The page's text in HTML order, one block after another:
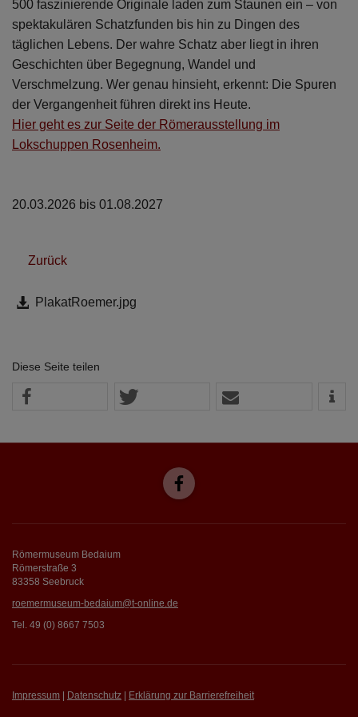
Diese Website nutzt Matomo Analytics für die Auswertung der
Seitenaufrufe als Statistik. Die hierdurch gespeicherten Daten werden
ausschließlich auf unseren eigenen Servern gespeichert. Eine
Übertragung an Dritte erfolgt nicht. Wir verwenden die Funktion
AnonymizeIP zur Anonymisierung Ihrer IP-Adresse, so dass diese gekürzt
wird und nicht mehr Ihrem Besuch auf unserer Internetseite zugeordnet
werden kann.
YouTube / Vimeo
Videos werden über die Plattformen YouTube oder Vimeo eingebunden.
ansehen.
Optional sind externe Inhalte auf den Seiten dieser Website
500 faszinierende Originale laden zum Staunen ein – von
spektakulären Schatzfunden bis hin zu Dingen des
täglichen Lebens. Der wahre Schatz aber liegt in ihren
Geschichten über Begegnung, Wandel und
Verschmelzung. Wer genau hinsieht, erkennt: Die Spuren
der Vergangenheit führen direkt ins Heute.
Hier geht es zur Seite der Römerausstellung im
Lokschuppen Rosenheim.
20.03.2026 bis 01.08.2027
Zurück
PlakatRoemer.jpg
Diese Seite teilen
Römermuseum Bedaium
Römerstraße 3
83358 Seebruck
roemermuseum-bedaium@t-online.de
Tel. 49 (0) 8667 7503
Impressum Datenschutz Erklärung zur Barrierefreiheit